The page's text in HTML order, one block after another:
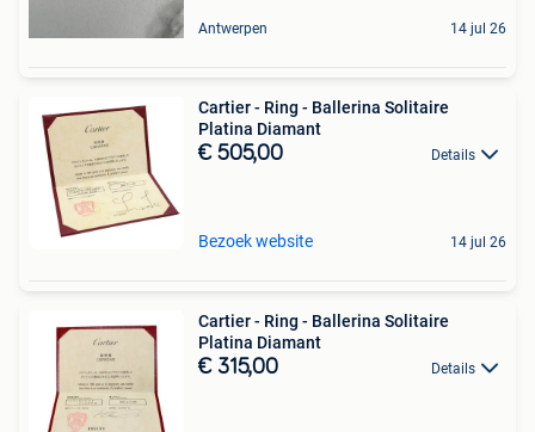
Antwerpen 14 jul 26
Cartier - Ring - Ballerina Solitaire
Platina Diamant
€ 505,00 Details
Bezoek website 14 jul 26
Cartier - Ring - Ballerina Solitaire
Platina Diamant
€ 315,00 Details